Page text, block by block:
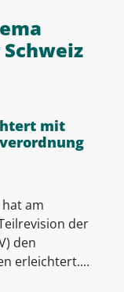
mit
am
der
den
erleichtert....